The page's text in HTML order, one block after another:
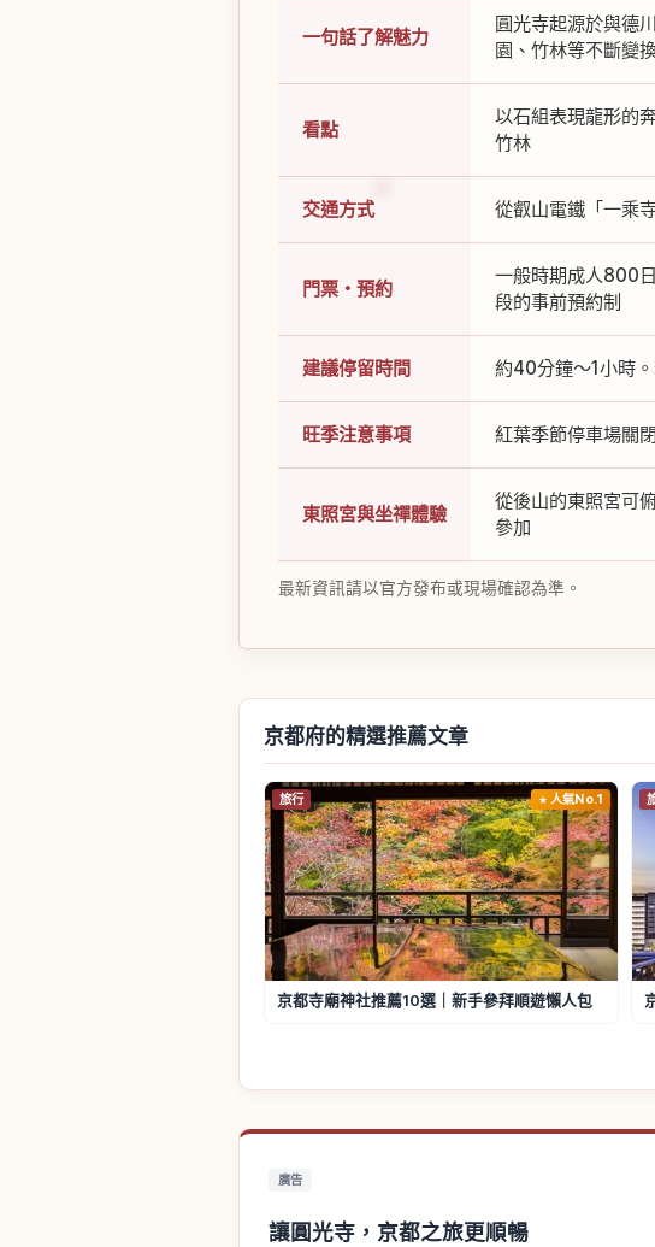
一句話了解魅力
圓光寺起源於與德
園、竹林等不斷變
看點
以石組表現龍形的
竹林
交通方式 從叡山電鐵「一乘
門票・預約
一般時期成人800
段的事前預約制
建議停留時間 約40分鐘～1小時
旺季注意事項 紅葉季節停車場關
東照宮與坐禪體驗
從後山的東照宮可
參加
最新資訊請以官方發布或現場確認為準。
京都府的精選推薦文章
旅行 人氣No.1
京都寺廟神社推薦10選｜新手參拜順遊懶人包
廣告
讓圓光寺，京都之旅更順暢